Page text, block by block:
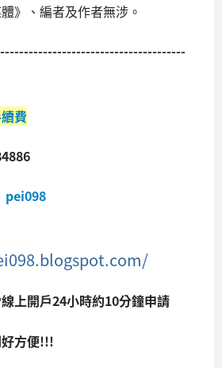
》、編者及作者無涉。
費
pei098
上開戶24小時約10分鐘申請
方便!!!